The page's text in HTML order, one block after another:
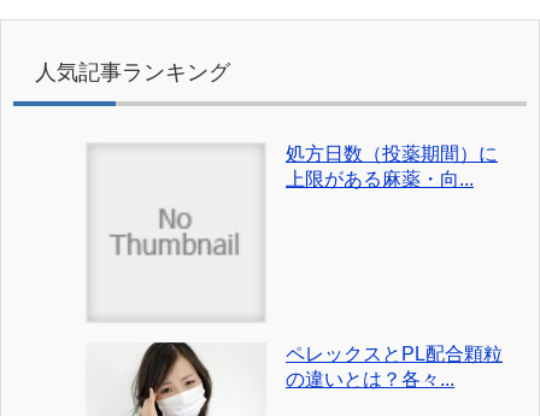
人気記事ランキング
処方日数（投薬期間）に
上限がある麻薬・向...
ペレックスとPL配合顆粒
の違いとは？各々...